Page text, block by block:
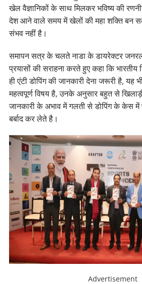
खेल वैज्ञानिकों के साथ मिलकर भविष्य की
देश आने वाले समय में खेलों की महा शक्ति बन
संभव नहीं है।
समापन सत्र के चलते नाडा के डायरेक्टर
प्रयासों की सराहना करते हुए कहा कि
ही एंटी डोपिंग की जानकारी देना जरूरी है, यह
महत्वपूर्ण विषय है, उनके अनुसार बहुत से
जानकारी के अभाव में गलती से डोपिंग के केस
बर्बाद कर लेते है।
Advertisement